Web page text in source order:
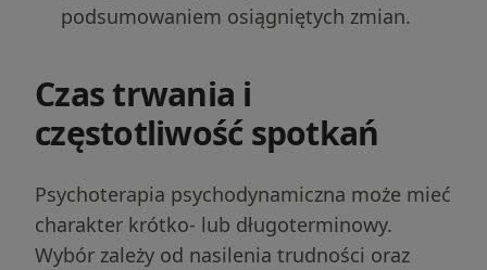
podsumowaniem osiągniętych zmian.
Czas trwania i
częstotliwość spotkań
Psychoterapia psychodynamiczna może mieć
charakter krótko- lub długoterminowy.
Wybór zależy od nasilenia trudności oraz